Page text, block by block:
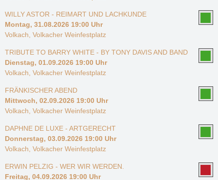
WILLY ASTOR - REIMART UND LACHKUNDE
Montag, 31.08.2026 19:00 Uhr
Volkach, Volkacher Weinfestplatz
TRIBUTE TO BARRY WHITE - BY TONY DAVIS AND BAND
Dienstag, 01.09.2026 19:00 Uhr
Volkach, Volkacher Weinfestplatz
FRÄNKISCHER ABEND
Mittwoch, 02.09.2026 19:00 Uhr
Volkach, Volkacher Weinfestplatz
DAPHNE DE LUXE - ARTGERECHT
Donnerstag, 03.09.2026 19:00 Uhr
Volkach, Volkacher Weinfestplatz
ERWIN PELZIG - WER WIR WERDEN.
Freitag, 04.09.2026 19:00 Uhr